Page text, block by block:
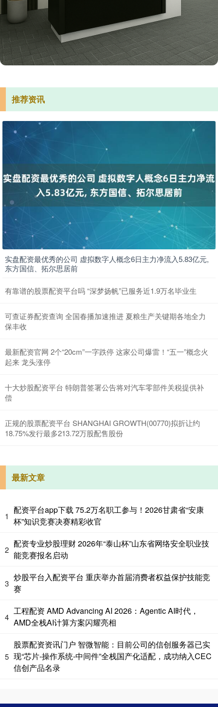
推荐资讯
实盘配资最优秀的公司 虚拟数字人概念6日主力净流入5.83亿元,
东方国信、拓尔思居前
有靠谱的股票配资平台吗 “深梦扬帆”已服务近1.9万名毕业生
可查证券配资查询 全国春播加速推进 夏粮生产关键期各地全力
保丰收
最新配资官网 2个“20cm”一字跌停 这家公司爆雷！“五一”概念火
起来 龙头涨停
十大炒股配资平台 特朗普签署公告将对汽车零部件关税提供补
偿
正规的股票配资平台 SHANGHAI GROWTH(00770)拟折让约
18.75%发行最多213.72万股配售股份
最新文章
1
配资平台app下载 75.2万名职工参与！2026甘肃省“安康
杯”知识竞赛决赛精彩收官
2
配资专业炒股理财 2026年“泰山杯”山东省网络安全职业技
能竞赛报名启动
3
炒股平台入配资平台 重庆举办首届消费者权益保护技能竞
赛
4
工程配资 AMD Advancing AI 2026：Agentic AI时代，
AMD全栈AI计算方案闪耀亮相
5
股票配资资讯门户 智微智能：目前公司的信创服务器已实
现“芯片-操作系统-中间件”全栈国产化适配，成功纳入CEC
信创产品名录